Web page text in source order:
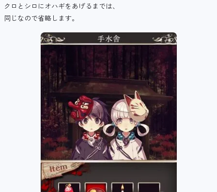
クロとシロにオハギをあげるまでは、
同じなので省略します。